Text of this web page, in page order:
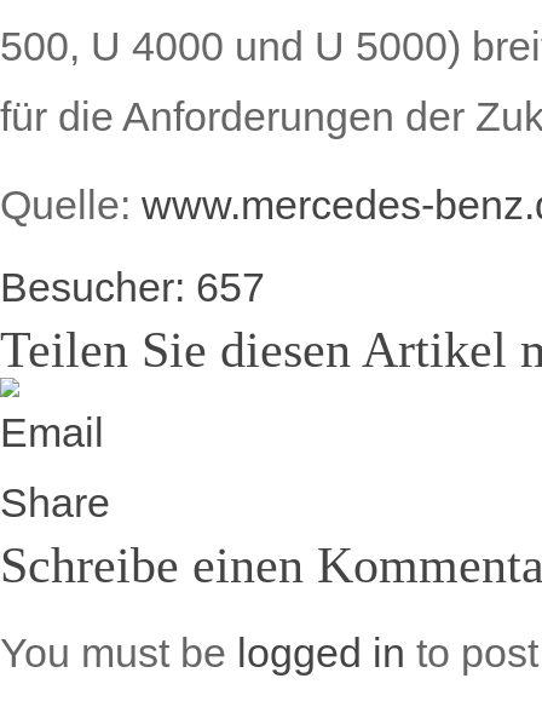
500, U 4000 und U 5000)
für die Anforderungen der
Quelle: www.mercedes-
Besucher: 657
Teilen Sie diesen Artikel
Schreibe einen
You must be logged in to